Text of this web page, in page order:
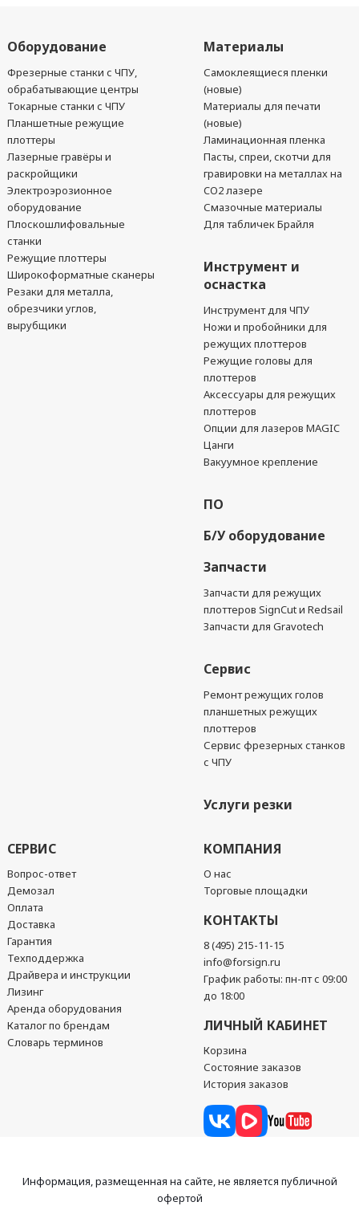
Оборудование
Фрезерные станки с ЧПУ,
обрабатывающие центры
Токарные станки с ЧПУ
Планшетные режущие
плоттеры
Лазерные гравёры и
раскройщики
Электроэрозионное
оборудование
Плоскошлифовальные
станки
Режущие плоттеры
Широкоформатные сканеры
Резаки для металла,
обрезчики углов,
вырубщики
Материалы
Самоклеящиеся пленки
(новые)
Материалы для печати
(новые)
Ламинационная пленка
Пасты, спреи, скотчи для
гравировки на металлах на
CO2 лазере
Смазочные материалы
Для табличек Брайля
Инструмент и
оснастка
Инструмент для ЧПУ
Ножи и пробойники для
режущих плоттеров
Режущие головы для
плоттеров
Аксессуары для режущих
плоттеров
Опции для лазеров MAGIC
Цанги
Вакуумное крепление
ПО
Б/У оборудование
Запчасти
Запчасти для режущих
плоттеров SignCut и Redsail
Запчасти для Gravotech
Сервис
Ремонт режущих голов
планшетных режущих
плоттеров
Сервис фрезерных станков
с ЧПУ
Услуги резки
СЕРВИС
Вопрос-ответ
Демозал
Оплата
Доставка
Гарантия
Техподдержка
Драйвера и инструкции
Лизинг
Аренда оборудования
Каталог по брендам
Словарь терминов
КОМПАНИЯ
О нас
Торговые площадки
КОНТАКТЫ
8 (495) 215-11-15
info@forsign.ru
График работы: пн-пт с 09:00
до 18:00
ЛИЧНЫЙ КАБИНЕТ
Корзина
Состояние заказов
История заказов
Информация, размещенная на сайте, не является публичной
офертой